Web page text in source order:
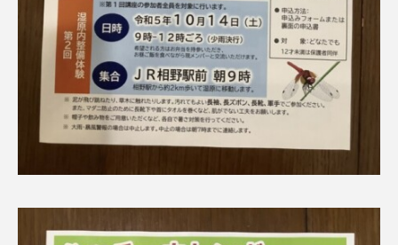
SUNSUNキッズ The Room Next Door
This is SUEKI We Live In Time WICKED
youtube Yukoの子連れハワイ旅珍道中
⻑尾謙杜